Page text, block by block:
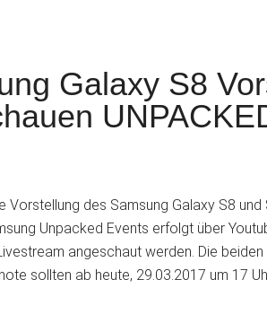
Galaxy S8
des Samsung Galaxy S8 und
Unpacked Events erfolgt über
angeschaut werden. Die
sollten ab heute, 29.03.2017 um 17